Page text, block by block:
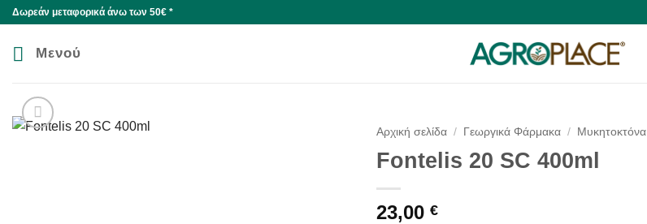
Skip
content
Δωρεάν μεταφορικά άνω των 50€ *
Μενού
Αρχική σελίδα / Γεωργικά Φάρμακα / Μυκητοκτόνα
Fontelis 20 SC 400ml
23,00 €